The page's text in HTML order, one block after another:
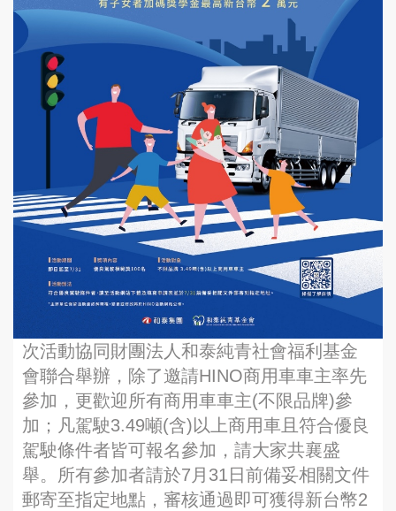
次活動協同財團法人和泰純青社會福利基金
會聯合舉辦，除了邀請HINO商用車車主率先
參加，更歡迎所有商用車車主(不限品牌)參
加；凡駕駛3.49噸(含)以上商用車且符合優良
駕駛條件者皆可報名參加，請大家共襄盛
舉。所有參加者請於7月31日前備妥相關文件
郵寄至指定地點，審核通過即可獲得新台幣2